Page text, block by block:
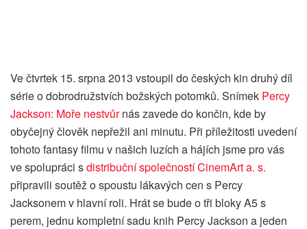
Ve čtvrtek 15. srpna 2013 vstoupil do českých kin druhý díl
série o dobrodružstvích božských potomků. Snímek Percy
Jackson: Moře nestvůrnás zavede do končin, kde by
obyčejný člověk nepřežil ani minutu. Při příležitosti uvedení
tohoto fantasy filmu v našich luzích a hájích jsme pro vás
ve spolupráci sdistribuční společností CinemArt a. s.
připravili soutěž o spoustu lákavých cen s Percy
Jacksonem v hlavní roli. Hrát se bude o tři bloky A5 s
perem, jednu kompletní sadu knih Percy Jackson a jeden